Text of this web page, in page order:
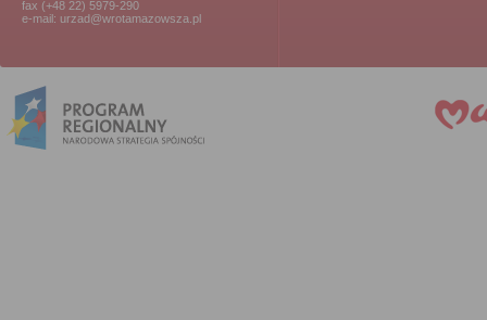
fax (+48 22) 5979-290
e-mail: urzad@wrotamazowsza.pl